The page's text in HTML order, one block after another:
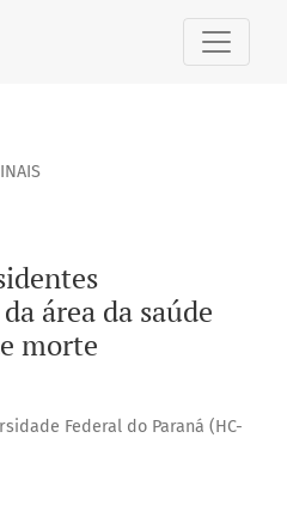
multiprofissionais da área da
área da saúde
morte
Federal do Paraná (HC-